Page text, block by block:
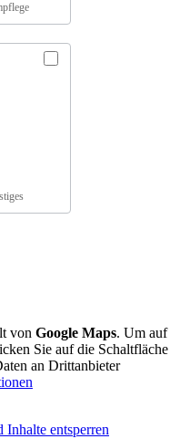
von Google Maps. Um auf
Sie auf die Schaltfläche
an Drittanbieter
entsperren